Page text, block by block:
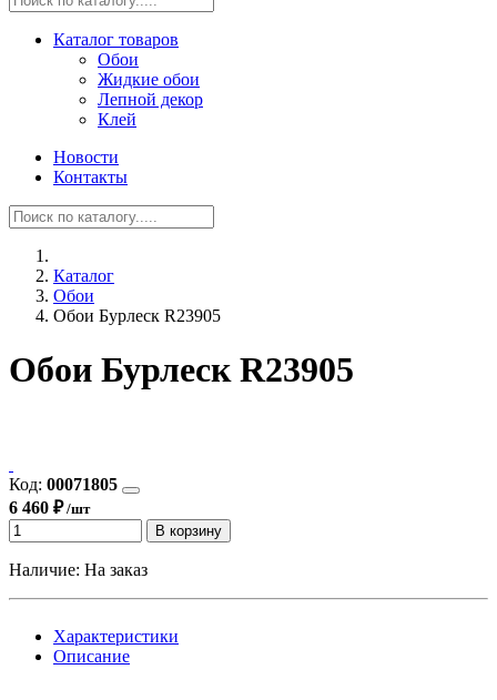
Каталог товаров
Обои
Жидкие обои
Лепной декор
Клей
Новости
Контакты
Каталог
Обои
Обои Бурлеск R23905
Обои Бурлеск R23905
Код: 00071805
6 460 ₽/шт
В корзину
Наличие: На заказ
Характеристики
Описание